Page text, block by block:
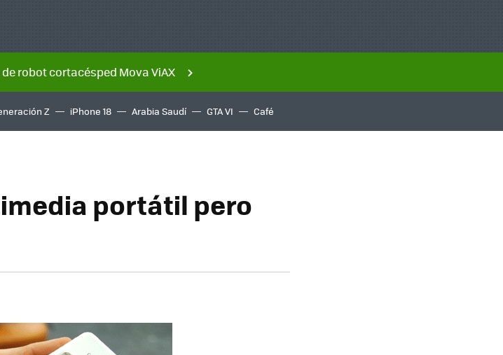
robot cortacésped Mova ViAX
Z iPhone 18 Arabia Saudí GTA VI Café
portátil pero